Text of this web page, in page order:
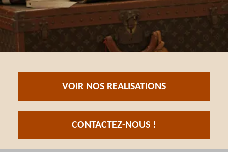
VOIR NOS REALISATIONS
CONTACTEZ-NOUS !